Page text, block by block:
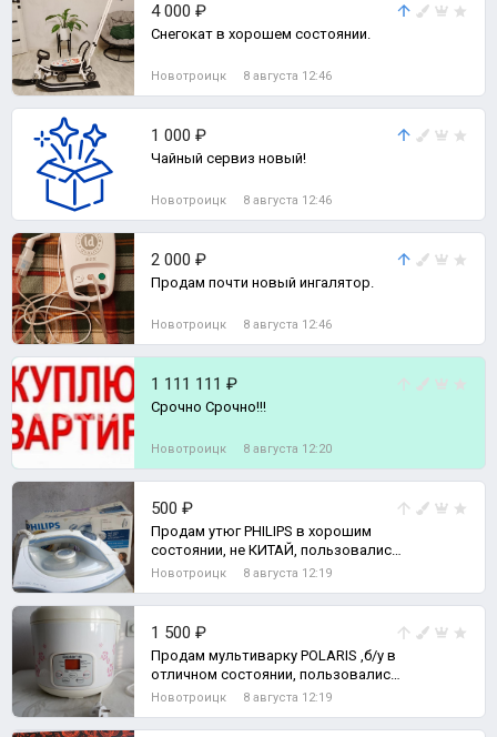
4 000 ₽
Снегокат в хорошем состоянии.
Новотроицк 8 августа 12:46
1 000 ₽
Чайный сервиз новый!
Новотроицк 8 августа 12:46
2 000 ₽
Продам почти новый ингалятор.
Новотроицк 8 августа 12:46
1 111 111 ₽
Срочно Срочно!!!
Новотроицк 8 августа 12:20
500 ₽
Продам утюг PHILIPS в хорошим
состоянии, не КИТАЙ, пользовались
мало.
Новотроицк 8 августа 12:19
1 500 ₽
Продам мультиварку POLARIS ,б/у в
отличном состоянии, пользовались
редко ,есть книга с рецептами
Новотроицк 8 августа 12:19